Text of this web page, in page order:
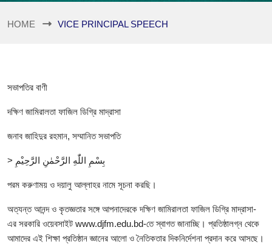
HOME VICE PRINCIPAL SPEECH
সভাপতির বাণী
দক্ষিণ জামিরালতা ফাজিল ডিগ্রি মাদ্রাসা
জনাব জাহিদুর রহমান, সম্মানিত সভাপতি
> بِسْمِ اللّٰهِ الرَّحْمٰنِ الرَّحِيْمِ
পরম করুণাময় ও দয়ালু আল্লাহর নামে সূচনা করছি।
অত্যন্ত আনন্দ ও কৃতজ্ঞতার সঙ্গে আপনাদেরকে দক্ষিণ জামিরালতা ফাজিল ডিগ্রি মাদ্রাসা-
এর সরকারি ওয়েবসাইট www.djfm.edu.bd-তে স্বাগত জানাচ্ছি। প্রতিষ্ঠালগ্ন থেকে
আমাদের এই শিক্ষা প্রতিষ্ঠান জ্ঞানের আলো ও নৈতিকতার দিকনির্দেশনা প্রদান করে আসছে।